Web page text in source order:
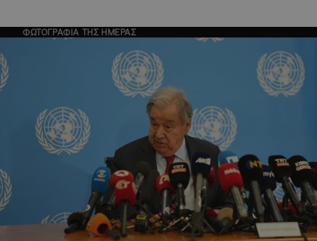
ΦΩΤΟΓΡΑΦΙΑ ΤΗΣ ΗΜΕΡΑΣ